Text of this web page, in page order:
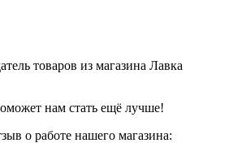
товаров из магазина Лавка
нам стать ещё лучше!
о работе нашего магазина: